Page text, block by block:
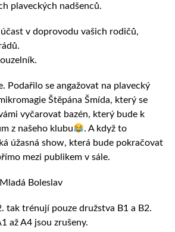
plaveckých nadšenců.
účast v doprovodu vašich rodičů,
Podařilo se angažovat na plavecký
Štěpána Šmída, který se
vyčarovat bazén, který bude k
z našeho klubu
. A když to
úžasná show, která bude pokračovat
mezi publikem v sále.
Boleslav
tak trénují pouze družstva B1 a B2.
až A4 jsou zrušeny.